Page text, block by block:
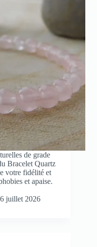
de grade
Bracelet Quartz
votre fidélité et
et apaise.
juillet 2026